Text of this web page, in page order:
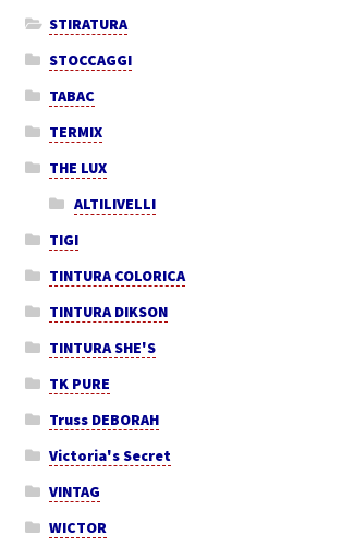
STIRATURA
STOCCAGGI
TABAC
TERMIX
THE LUX
ALTILIVELLI
TIGI
TINTURA COLORICA
TINTURA DIKSON
TINTURA SHE'S
TK PURE
Truss DEBORAH
Victoria's Secret
VINTAG
WICTOR